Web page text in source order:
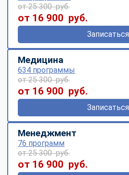
от 25 300 руб.
от 16 900 руб.
Записаться
Медицина
634 программы
от 25 300 руб.
от 16 900 руб.
Записаться
Менеджмент
76 программ
от 25 300 руб.
от 16 900 руб.